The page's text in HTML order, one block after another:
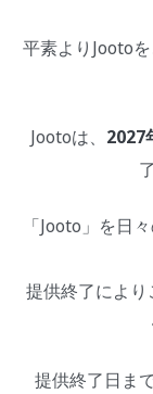
平素よりJooto
Jootoは、 2027
「Jooto」を日
提供終了によ
提供終了日ま